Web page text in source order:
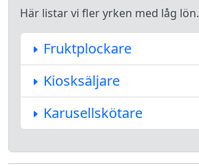
Här listar vi fler yrken med låg lön.
Fruktplockare
Kiosksäljare
Karusellskötare